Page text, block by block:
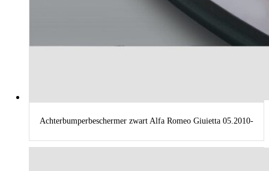
Achterbumperbeschermer zwart Alfa Romeo Giuietta 05.2010-